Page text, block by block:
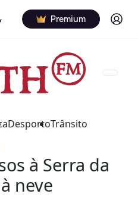
Premium Log in
DesportoTrânsito
à Serra da
neve